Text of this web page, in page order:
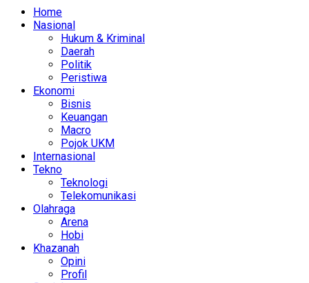
Home
Nasional
Hukum & Kriminal
Daerah
Politik
Peristiwa
Ekonomi
Bisnis
Keuangan
Macro
Pojok UKM
Internasional
Tekno
Teknologi
Telekomunikasi
Olahraga
Arena
Hobi
Khazanah
Opini
Profil